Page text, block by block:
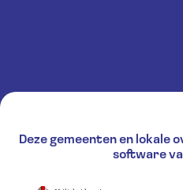
Deze gemeenten en lokale
software